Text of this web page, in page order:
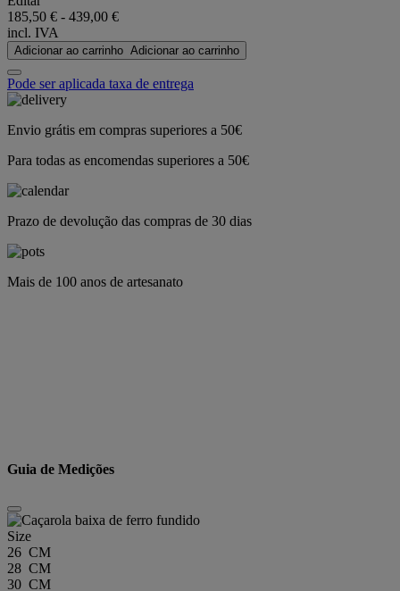
185,50 € - 439,00 €
incl. IVA
Adicionar ao carrinho Adicionar ao carrinho
Pode ser aplicada taxa de entrega
Envio grátis em compras superiores a 50€
Para todas as encomendas superiores a 50€
Prazo de devolução das compras de 30 dias
Mais de 100 anos de artesanato
Guia de Medições
Size
26 CM
28 CM
30 CM